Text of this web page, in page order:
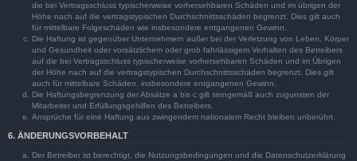
die bei Vertragsschluss typischerweise vorhersehbaren Schäden und im übrigen der
Höhe nach auf die vertragstypischen Durchschnittsschäden begrenzt. Dies gilt auch
für mittelbare Folgeschäden wie insbesondere entgangenen Gewinn.
Die Haftung ist gegenüber Unternehmern außer bei der Verletzung von Leben, Körper
und Gesundheit oder vorsätzlichem oder grob fahrlässigem Verhalten des Betreibers
auf die bei Vertragsschluss typischerweise vorhersehbaren Schäden und im Übrigen
der Höhe nach auf die vertragstypischen Durchschnittsschäden begrenzt. Dies gilt
auch für mittelbare Schäden, insbesondere entgangenen Gewinn.
Die Haftungsbegrenzung der Absätze a bis c gilt sinngemäß auch zugunsten der
Mitarbeiter und Erfüllungsgehilfen des Betreibers.
Ansprüche für eine Haftung aus zwingendem nationalem Recht bleiben unberührt.
6. ÄNDERUNGSVORBEHALT
Der Betreiber ist berechtigt, die Nutzungsbedingungen und die Datenschutzerklärung